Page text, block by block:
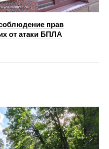
прав
от атаки БПЛА